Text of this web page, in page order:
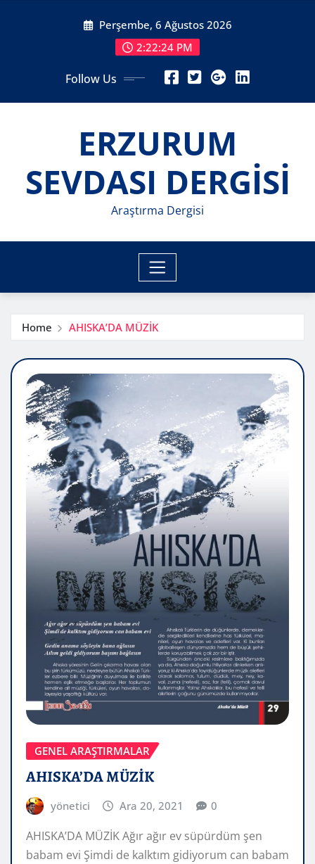
Perşembe, 6 Ağustos 2026
2:22:26 PM
Follow Us
ERZURUM
SEVDASI DERGİSİ
Araştırma Dergisi
Home AHISKA’DA MÜZİK
GENEL ARAŞTIRMALAR
AHISKA’DA MÜZİK
yönetici Ara 20, 2021 0
AHISKA’DA MÜZİK Ağır ağır ev süpürdüm şen
babam evi Şimdi de kalktım gidiyorum can babam